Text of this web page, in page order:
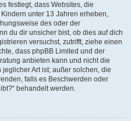
festlegt, dass Websites, die
unter 13 Jahren erheben,
des oder der
du dir unsicher bist, ob dies auf dich
versuchst, zutrifft, ziehe einen
dass phpBB Limited und der
anbieten kann und nicht die
Art ist; außer solchen, die
falls es Beschwerden oder
behandelt werden.